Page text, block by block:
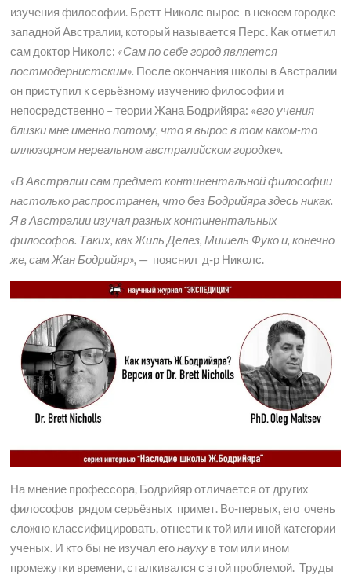
изучения философии. Бретт Николс вырос в некоем городке
западной Австралии, который называется Перс. Как отметил
сам доктор Николс: «Сам по себе город является
постмодернистским». После окончания школы в Австралии
он приступил к серьёзному изучению философии и
непосредственно – теории Жана Бодрийяра: «его учения
близки мне именно потому, что я вырос в том каком-то
иллюзорном нереальном австралийском городке».
«В Австралии сам предмет континентальной философии
настолько распространен, что без Бодрийяра здесь никак.
Я в Австралии изучал разных континентальных
философов. Таких, как Жиль Делез, Мишель Фуко и, конечно
же, сам Жан Бодрийяр», — пояснил д-р Николс.
На мнение профессора, Бодрийяр отличается от других
философов рядом серьёзных примет. Во-первых, его очень
сложно классифицировать, отнести к той или иной категории
ученых. И кто бы не изучал егонауку в том или ином
промежутки времени, сталкивался с этой проблемой. Труды